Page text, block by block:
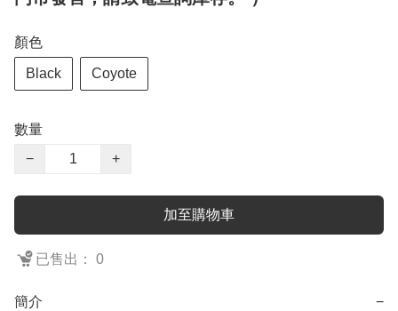
顏色
Black Coyote
數量
−
+
加至購物車
已售出： 0
簡介 −